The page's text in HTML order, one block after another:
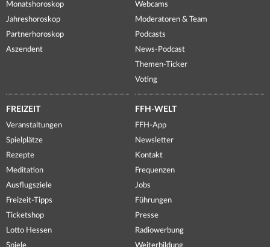
Monatshoroskop
Jahreshoroskop
Partnerhoroskop
Aszendent
Webcams
Moderatoren & Team
Podcasts
News-Podcast
Themen-Ticker
Voting
FREIZEIT
Veranstaltungen
Spielplätze
Rezepte
Meditation
Ausflugsziele
Freizeit-Tipps
Ticketshop
Lotto Hessen
FFH-WELT
FFH-App
Newsletter
Kontakt
Frequenzen
Jobs
Führungen
Presse
Radiowerbung